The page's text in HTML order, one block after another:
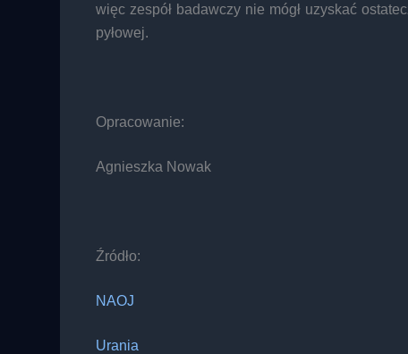
więc zespół badawczy nie mógł uzyskać
pyłowej.
Opracowanie:
Agnieszka Nowak
Źródło:
NAOJ
Urania